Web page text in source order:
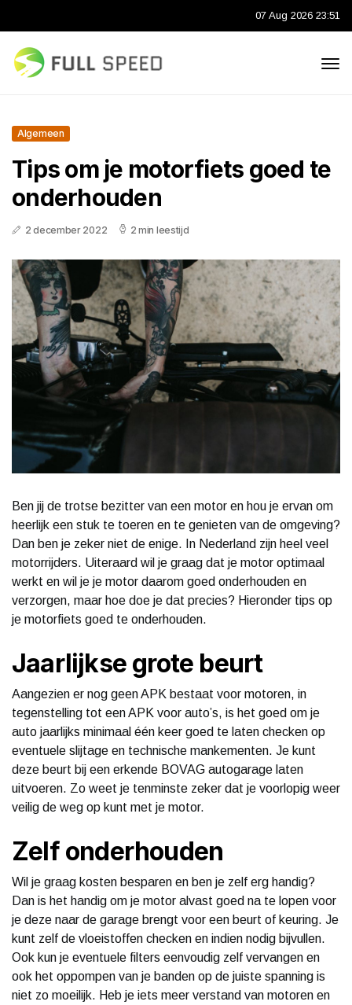
07 Aug 2026 23:51
Algemeen
Tips om je motorfiets goed te
onderhouden
2 december 2022 2 min leestijd
Ben jij de trotse bezitter van een motor en hou je ervan om
heerlijk een stuk te toeren en te genieten van de omgeving?
Dan ben je zeker niet de enige. In Nederland zijn heel veel
motorrijders. Uiteraard wil je graag dat je motor optimaal
werkt en wil je je motor daarom goed onderhouden en
verzorgen, maar hoe doe je dat precies? Hieronder tips op
je motorfiets goed te onderhouden.
Jaarlijkse grote beurt
Aangezien er nog geen APK bestaat voor motoren, in
tegenstelling tot een APK voor auto’s, is het goed om je
auto jaarlijks minimaal één keer goed te laten checken op
eventuele slijtage en technische mankementen. Je kunt
deze beurt bij een erkende BOVAG autogarage laten
uitvoeren. Zo weet je tenminste zeker dat je voorlopig weer
veilig de weg op kunt met je motor.
Zelf onderhouden
Wil je graag kosten besparen en ben je zelf erg handig?
Dan is het handig om je motor alvast goed na te lopen voor
je deze naar de garage brengt voor een beurt of keuring. Je
kunt zelf de vloeistoffen checken en indien nodig bijvullen.
Ook kun je eventuele filters eenvoudig zelf vervangen en
ook het oppompen van je banden op de juiste spanning is
niet zo moeilijk. Heb je iets meer verstand van motoren en